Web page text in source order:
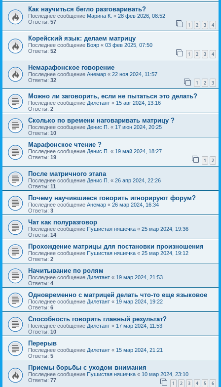
Как научиться бегло разговаривать?
Последнее сообщение Марина К. « 28 фев 2026, 08:52
Ответы: 57 1 2 3 4
Корейский язык: делаем матрицу
Последнее сообщение Бояр « 03 фев 2025, 07:50
Ответы: 52 1 2 3 4
Немарафонское говорение
Последнее сообщение Анемар « 22 ноя 2024, 11:57
Ответы: 32 1 2 3
Можно ли заговорить, если не пытаться это делать?
Последнее сообщение Дилетант « 15 авг 2024, 13:16
Ответы: 2
Сколько по времени наговаривать матрицу ?
Последнее сообщение Денис П. « 17 июн 2024, 20:25
Ответы: 10
Марафонское чтение ?
Последнее сообщение Денис П. « 19 май 2024, 18:27
Ответы: 19 1 2
После матричного этапа
Последнее сообщение Денис П. « 26 апр 2024, 22:26
Ответы: 11
Почему научившиеся говорить игнорируют форум?
Последнее сообщение Анемар « 26 мар 2024, 16:34
Ответы: 3
Чат как полуразговор
Последнее сообщение Пушистая няшечка « 25 мар 2024, 19:36
Ответы: 14
Прохождение матрицы для постановки произношения
Последнее сообщение Пушистая няшечка « 25 мар 2024, 19:12
Ответы: 2
Начитывание по ролям
Последнее сообщение Дилетант « 19 мар 2024, 21:53
Ответы: 4
Одновременно с матрицей делать что-то еще языковое
Последнее сообщение Дилетант « 19 мар 2024, 19:22
Ответы: 6
Способность говорить главный результат?
Последнее сообщение Дилетант « 17 мар 2024, 11:53
Ответы: 10
Перерыв
Последнее сообщение Дилетант « 15 мар 2024, 21:21
Ответы: 5
Приемы борьбы с уходом внимания
Последнее сообщение Пушистая няшечка « 10 мар 2024, 23:10
Ответы: 77 1 2 3 4 5 6